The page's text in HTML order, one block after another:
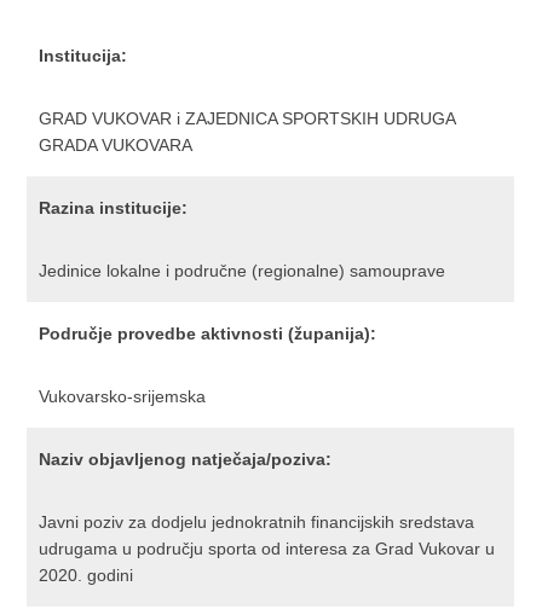
Institucija:
GRAD VUKOVAR i ZAJEDNICA SPORTSKIH UDRUGA
GRADA VUKOVARA
Razina institucije:
Jedinice lokalne i područne (regionalne) samouprave
Područje provedbe aktivnosti (županija):
Vukovarsko-srijemska
Naziv objavljenog natječaja/poziva:
Javni poziv za dodjelu jednokratnih financijskih sredstava
udrugama u području sporta od interesa za Grad Vukovar u
2020. godini